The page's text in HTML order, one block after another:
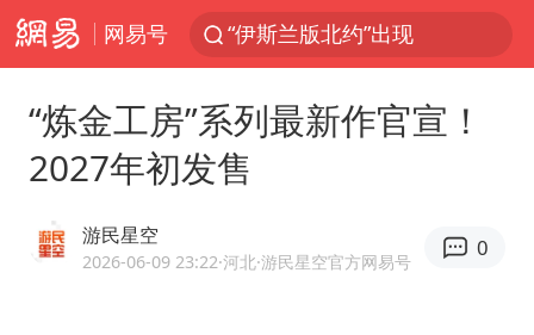
网易号
白海豚在海上打了个结
方桃子代言广告视频已下架
“炼金工房”系列最新作官宣！
2027年初发售
游民星空
2026-06-09 23:22·河北·游民星空官方网易号
0